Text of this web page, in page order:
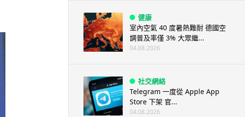
健康
室內空氣 40 度暑熱難耐 德國空
調普及率僅 3% 大眾繼...
04.08.2026
社交網絡
Telegram 一度從 Apple App
Store 下架 官...
04.08.2026